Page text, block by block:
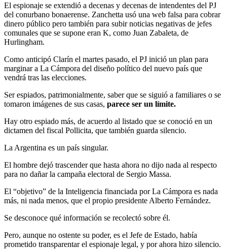
El espionaje se extendió a decenas y decenas de intendentes del PJ
del conurbano bonaerense. Zanchetta usó una web falsa para cobrar
dinero público pero también para subir noticias negativas de jefes
comunales que se supone eran K, como Juan Zabaleta, de
Hurlingham.
Como anticipó Clarín el martes pasado, el PJ inició un plan para
marginar a La Cámpora del diseño político del nuevo país que
vendrá tras las elecciones.
Ser espiados, patrimonialmente, saber que se siguió a familiares o se
tomaron imágenes de sus casas, parece ser un límite.
Hay otro espiado más, de acuerdo al listado que se conoció en un
dictamen del fiscal Pollicita, que también guarda silencio.
La Argentina es un país singular.
El hombre dejó trascender que hasta ahora no dijo nada al respecto
para no dañar la campaña electoral de Sergio Massa.
El “objetivo” de la Inteligencia financiada por La Cámpora es nada
más, ni nada menos, que el propio presidente Alberto Fernández.
Se desconoce qué información se recolectó sobre él.
Pero, aunque no ostente su poder, es el Jefe de Estado, había
prometido transparentar el espionaje legal, y por ahora hizo silencio.